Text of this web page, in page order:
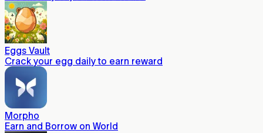
Eggs Vault
Crack your egg daily to earn reward
Morpho
Earn and Borrow on World